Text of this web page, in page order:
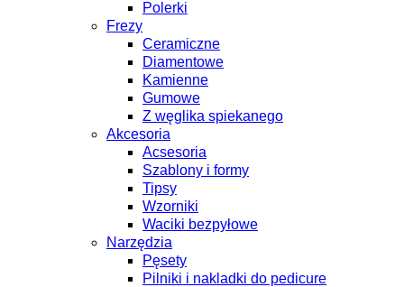
Polerki
Frezy
Ceramiczne
Diamentowe
Kamienne
Gumowe
Z węglika spiekanego
Akcesoria
Acsesoria
Szablony i formy
Tipsy
Wzorniki
Waciki bezpyłowe
Narzędzia
Pęsety
Pilniki i nakladki do pedicure